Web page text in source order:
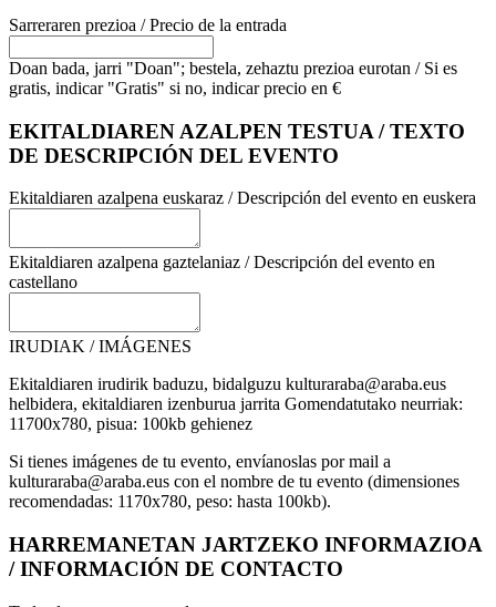
Sarreraren prezioa / Precio de la entrada
Doan bada, jarri "Doan"; bestela, zehaztu prezioa eurotan / Si es
gratis, indicar "Gratis" si no, indicar precio en €
EKITALDIAREN AZALPEN TESTUA / TEXTO
DE DESCRIPCIÓN DEL EVENTO
Ekitaldiaren azalpena euskaraz / Descripción del evento en euskera
Ekitaldiaren azalpena gaztelaniaz / Descripción del evento en
castellano
IRUDIAK / IMÁGENES
Ekitaldiaren irudirik baduzu, bidalguzu kulturaraba@araba.eus
helbidera, ekitaldiaren izenburua jarrita Gomendatutako neurriak:
11700x780, pisua: 100kb gehienez
Si tienes imágenes de tu evento, envíanoslas por mail a
kulturaraba@araba.eus con el nombre de tu evento (dimensiones
recomendadas: 1170x780, peso: hasta 100kb).
HARREMANETAN JARTZEKO INFORMAZIOA
/ INFORMACIÓN DE CONTACTO